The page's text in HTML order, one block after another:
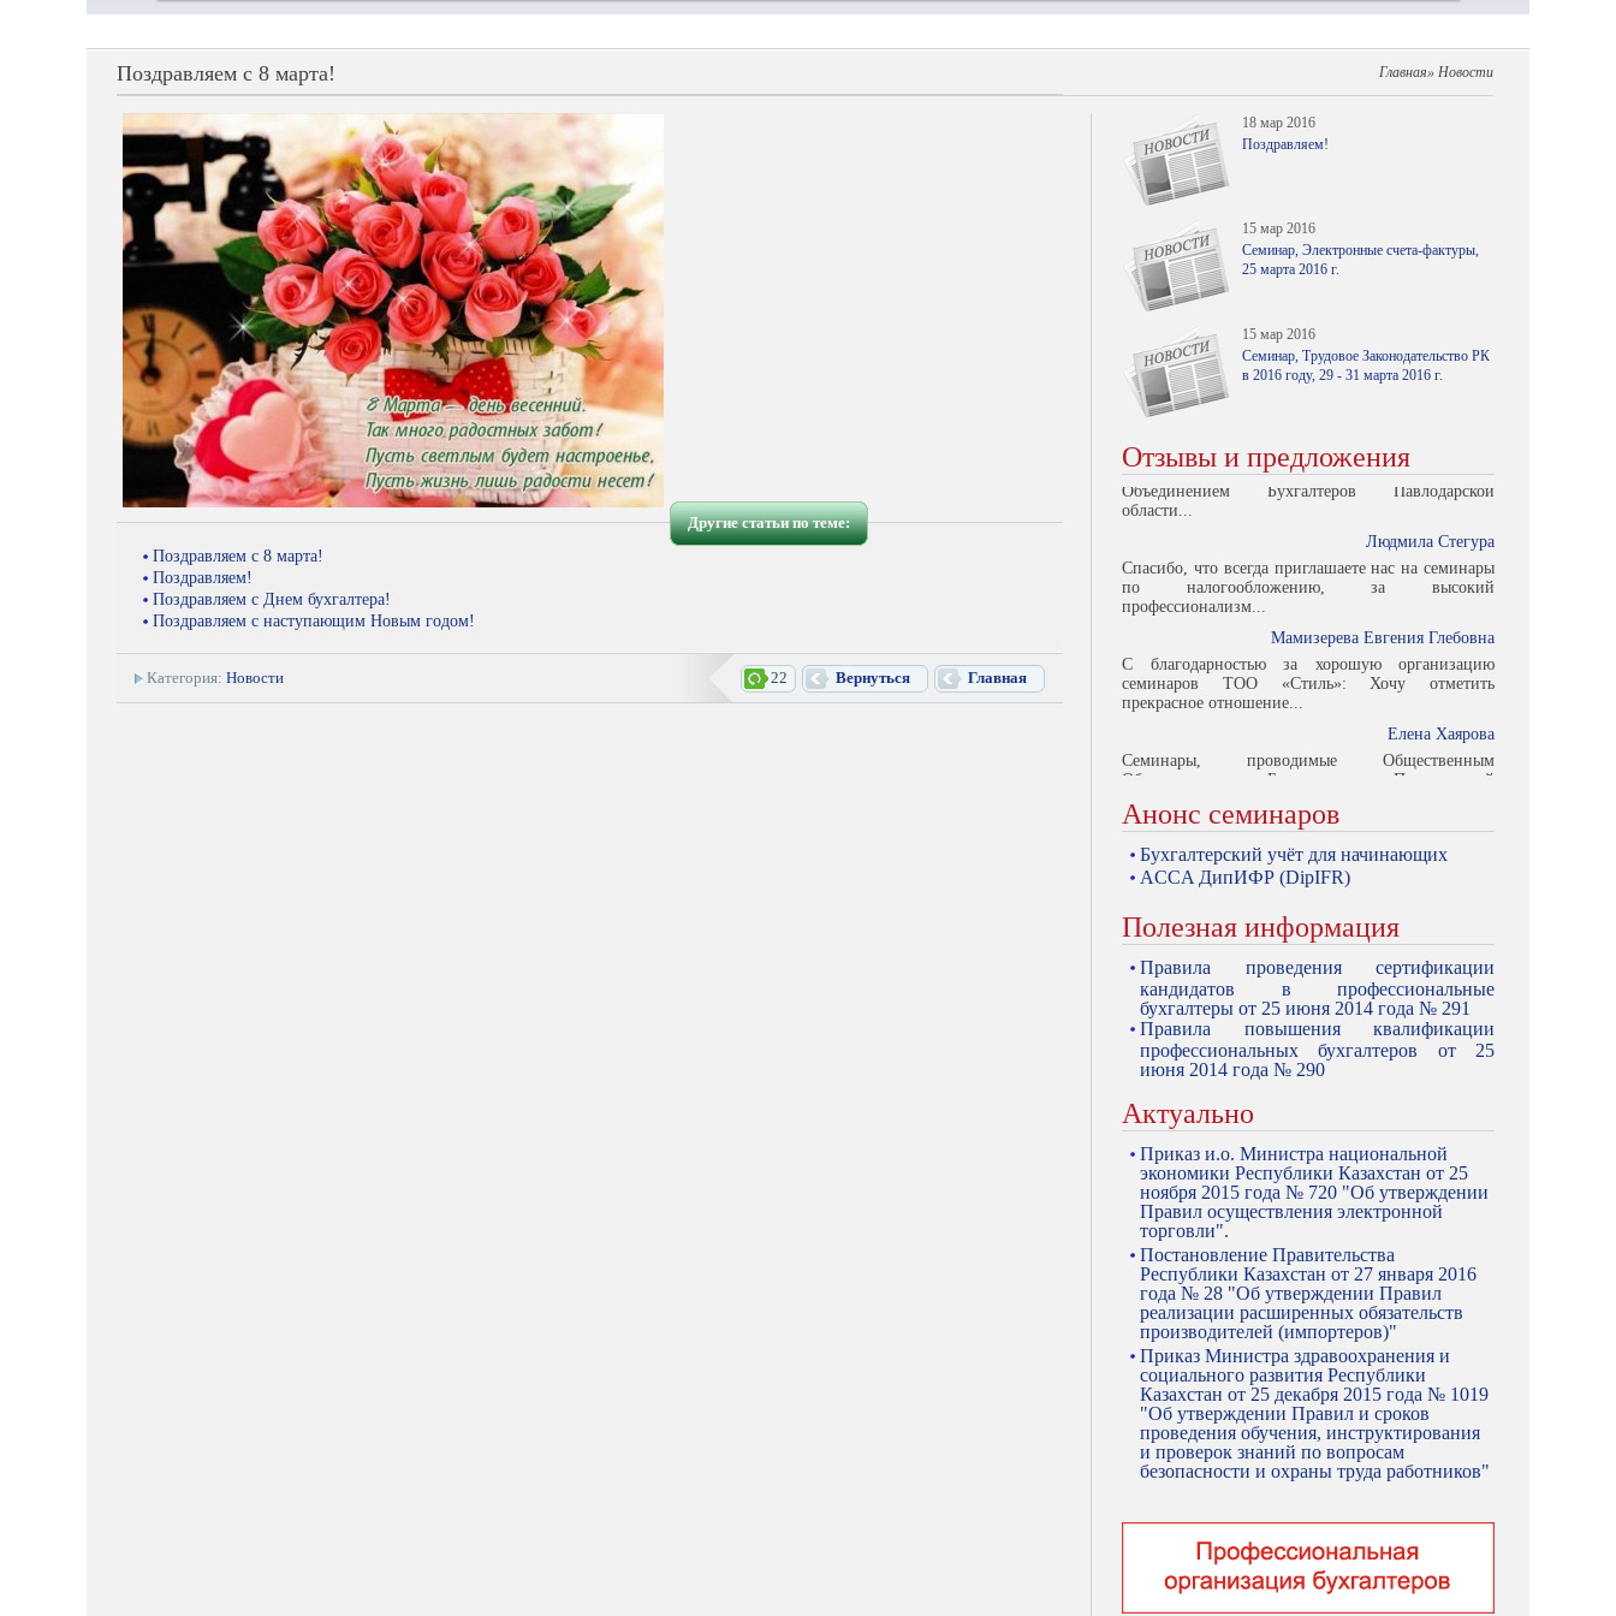
Поздравляем с 8 марта!
Другие статьи по теме:
Поздравляем с 8 марта!
Поздравляем!
Поздравляем с Днем бухгалтера!
Поздравляем с наступающим Новым годом!
Главная
Вернуться
22
Категория: Новости
Главная» Новости
15 мар 2016
18 мар 2016
Поздравляем!
15 мар 2016
Семинар, Электронные счета-фактуры,
25 марта 2016 г.
15 мар 2016
Семинар, Трудовое Законодательство РК
в 2016 году, 29 - 31 марта 2016 г.
Поздравляем!
Отзывы и предложения
Спасибо, что всегда приглашаете нас на семинары
по налогообложению, за высокий
профессионализм...
С благодарностью за хорошую организацию
семинаров ТОО «Стиль»: Хочу отметить
прекрасное отношение...
Семинары, проводимые Общественным
Объединением Бухгалтеров Павлодарской
Спасибо, что всегда приглашаете нас на семинары
по налогообложению, за высокий
профессионализм...
С благодарностью за хорошую организацию
семинаров ТОО «Стиль»: Хочу отметить
прекрасное отношение...
Семинары, проводимые Общественным
Объединением Бухгалтеров Павлодарской
области...
Анонс семинаров
Бухгалтерский учёт для начинающих
ACCA ДипИФР (DipIFR)
Полезная информация
Правила проведения сертификации
кандидатов в профессиональные
бухгалтеры от 25 июня 2014 года № 291
Правила повышения квалификации
профессиональных бухгалтеров от 25
июня 2014 года № 290
Актуально
Приказ и.о. Министра национальной
экономики Республики Казахстан от 25
ноября 2015 года № 720 "Об утверждении
Правил осуществления электронной
торговли".
Постановление Правительства
Республики Казахстан от 27 января 2016
года № 28 "Об утверждении Правил
реализации расширенных обязательств
производителей (импортеров)"
Приказ Министра здравоохранения и
социального развития Республики
Казахстан от 25 декабря 2015 года № 1019
"Об утверждении Правил и сроков
проведения обучения, инструктирования
и проверок знаний по вопросам
безопасности и охраны труда работников"